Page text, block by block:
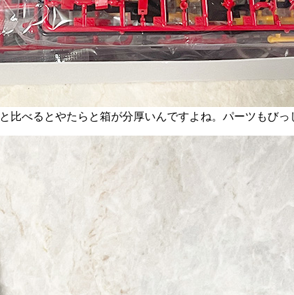
比べるとやたらと箱が分厚いんですよね。パーツもび